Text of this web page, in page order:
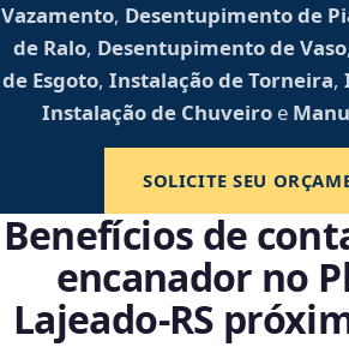
Vazamento, Desentupimento de
de Ralo, Desentupimento de Vaso,
de Esgoto, Instalação de Torneira,
Instalação de Chuveiroe
SOLICITE SEU
Benefícios de
encanador no
Lajeado‑RS